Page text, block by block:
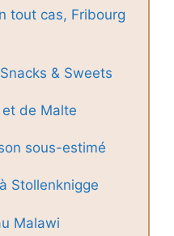
tout cas, Fribourg
& Sweets
de Malte
sous-estimé
Stollenknigge
Malawi